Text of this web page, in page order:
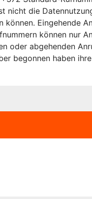
nicht die
können. Eingehende
können nur
oder abgehenden
begonnen haben